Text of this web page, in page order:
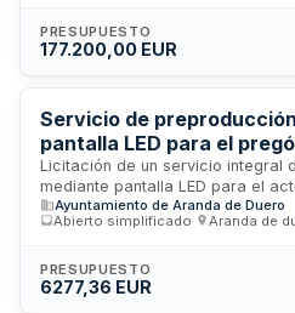
redundante de alta
soporte técnico continuo. Se
específica de
PRESUPUESTO
177.200,00 EUR
Servicio de
pantalla LED para el
Patronales del
Duero
Licitación de un servicio integral
mediante pantalla LED para el
pregón anunciador de las Fiestas
Ayuntamiento de Aranda de
tratamiento audiovisual
soporte digital. Se desarrollará
Ayuntamiento de Aranda de Duero
Abierto simplificado
Aranda de
PRESUPUESTO
6277,36 EUR